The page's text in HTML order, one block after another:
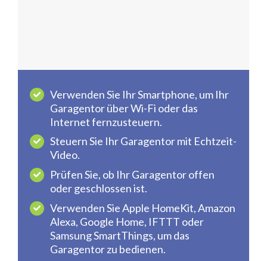
Verwenden Sie Ihr Smartphone, um Ihr
Garagentor über Wi-Fi oder das
Internet fernzusteuern.
Steuern Sie Ihr Garagentor mit Echtzeit-
Video.
Prüfen Sie, ob Ihr Garagentor offen
oder geschlossen ist.
Verwenden Sie Apple HomeKit, Amazon
Alexa, Google Home, IFTTT oder
Samsung SmartThings, um das
Garagentor zu bedienen.